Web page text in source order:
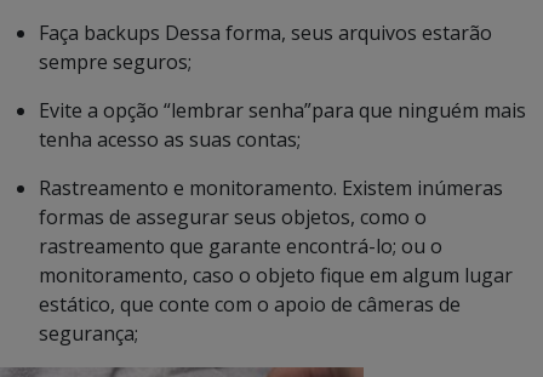
Faça backups Dessa forma, seus arquivos estarão
sempre seguros;
Evite a opção “lembrar senha”para que ninguém mais
tenha acesso as suas contas;
Rastreamento e monitoramento. Existem inúmeras
formas de assegurar seus objetos, como o
rastreamento que garante encontrá-lo; ou o
monitoramento, caso o objeto fique em algum lugar
estático, que conte com o apoio de câmeras de
segurança;